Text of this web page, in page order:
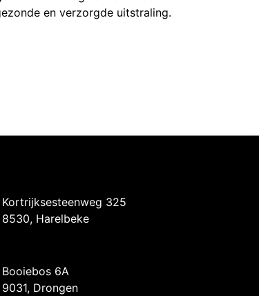
en verzorgde uitstraling.
Kortrijksesteenweg 325
8530, Harelbeke
Booiebos 6A
9031, Drongen